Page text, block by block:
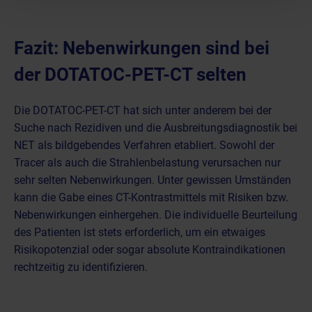
Fazit: Nebenwirkungen sind bei
der DOTATOC-PET-CT selten
Die DOTATOC-PET-CT hat sich unter anderem bei der
Suche nach Rezidiven und die Ausbreitungsdiagnostik bei
NET als bildgebendes Verfahren etabliert. Sowohl der
Tracer als auch die Strahlenbelastung verursachen nur
sehr selten Nebenwirkungen. Unter gewissen Umständen
kann die Gabe eines CT-Kontrastmittels mit Risiken bzw.
Nebenwirkungen einhergehen. Die individuelle Beurteilung
des Patienten ist stets erforderlich, um ein etwaiges
Risikopotenzial oder sogar absolute Kontraindikationen
rechtzeitig zu identifizieren.